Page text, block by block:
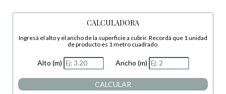
CALCULADORA
Ingresá el alto y el ancho de la superficie a cubrir. Recordá que 1 unidad
de producto es 1 metro cuadrado.
Alto (m) Ancho (m)
CALCULAR